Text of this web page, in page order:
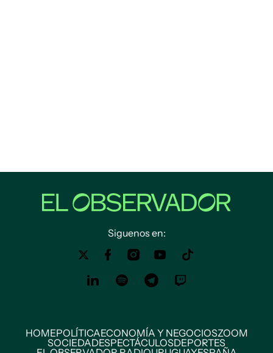
Siguenos en:
HOMEPOLÍTICAECONOMÍA Y NEGOCIOSZOOM
SOCIEDADESPECTÁCULOSDEPORTES